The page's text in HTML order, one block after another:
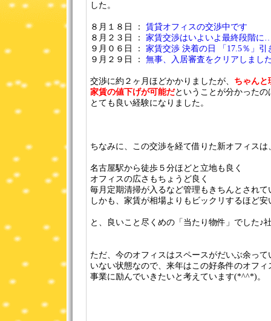
した。
８月１８日 ： 賃貸オフィスの交渉中です
８月２３日 ： 家賃交渉はいよいよ最終段階に
９月０６日 ： 家賃交渉 決着の日 「17.5％」引
９月２９日 ： 無事、入居審査をクリアしまし
交渉に約２ヶ月ほどかかりましたが、 ちゃんと
家賃の値下げが可能だということが分かった
とても良い経験になりました。
ちなみに、この交渉を経て借りた新オフィスは
名古屋駅から徒歩５分ほどと立地も良く
オフィスの広さもちょうど良く
毎月定期清掃が入るなど管理もきちんとされて
しかも、家賃が相場よりもビックリするほど安
と、良いこと尽くめの「当たり物件」でした♪
ただ、今のオフィスはスペースがだいぶ余っ
いない状態なので、来年はこの好条件のオフ
事業に励んでいきたいと考えています(*^^*)。